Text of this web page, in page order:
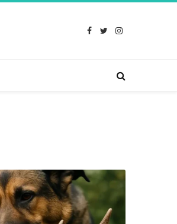
Facebook
TwitterInstagram